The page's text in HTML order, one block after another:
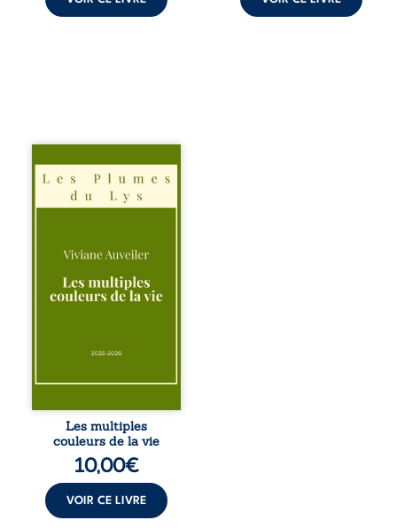
Trois récits, trois
existences saisies
à l’instant où tout
bascule. Une
l’apaisement, un
recouvre
l’espérance, tandis
pour en retrouver
Entre souvenirs,
désillusions, Les
multiples couleurs
de la vie explore la
force des liens, le
poids des non-dits
et la ...
Les multiples
couleurs de la vie
10,00€
VOIR CE LIVRE